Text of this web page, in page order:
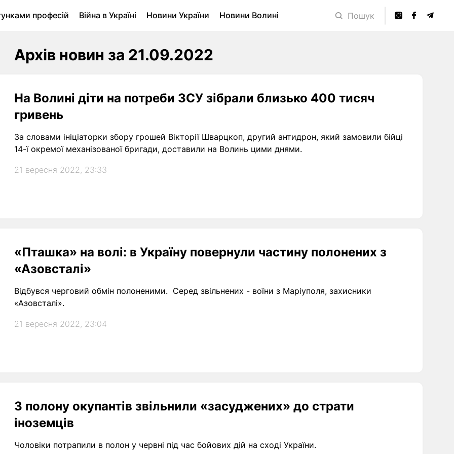
професій Війна в Україні Новини України
Новини Волині
Пошук
Архів новин за 21.09.2022
На Волині діти на потреби ЗСУ зібрали близько 400 тисяч
гривень
За словами ініціаторки збору грошей Вікторії Шварцкоп, другий антидрон, який замовили бійці
14-ї окремої механізованої бригади, доставили на Волинь цими днями.
21 вересня 2022, 23:33
«Пташка» на волі: в Україну повернули частину полонених з
«Азовсталі»
Відбувся черговий обмін полоненими. Серед звільнених - воїни з Маріуполя, захисники
«Азовсталі».
21 вересня 2022, 23:04
З полону окупантів звільнили «засуджених» до страти
іноземців
Чоловіки потрапили в полон у червні під час бойових дій на сході України.